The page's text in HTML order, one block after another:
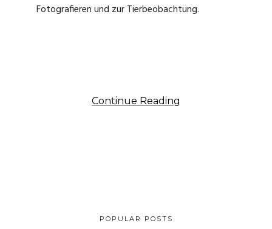
Fotografieren und zur Tierbeobachtung.
Continue Reading
POPULAR POSTS